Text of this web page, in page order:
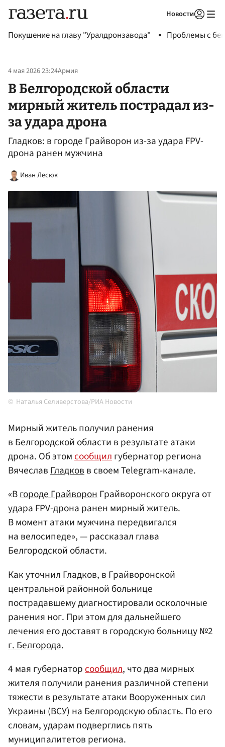
Новости
Покушение на главу "Уралдронзавода" Проблемы с
4 мая 2026 23:24Армия
В Белгородской области
мирный житель пострадал из-
за удара дрона
Гладков: в городе Грайворон из-за удара FPV-
дрона ранен мужчина
Иван Лесюк
Наталья Селиверстова/РИА Новости
Мирный житель получил ранения
в Белгородской области в результате атаки
дрона. Об этомсообщилгубернатор региона
ВячеславГладковв своем Telegram-канале.
«Вгороде ГрайворонГрайворонского округа от
удара FPV-дрона ранен мирный житель.
В момент атаки мужчина передвигался
на велосипеде», — рассказал глава
Белгородской области.
Как уточнил Гладков, в Грайворонской
центральной районной больнице
пострадавшему диагностировали осколочные
ранения ног. При этом для дальнейшего
лечения его доставят в городскую больницу №2
г. Белгорода.
4 мая губернаторсообщил, что два мирных
жителя получили ранения различной степени
тяжести в результате атаки Вооруженных сил
Украины(ВСУ) на Белгородскую область. По его
словам, ударам подверглись пять
муниципалитетов региона.